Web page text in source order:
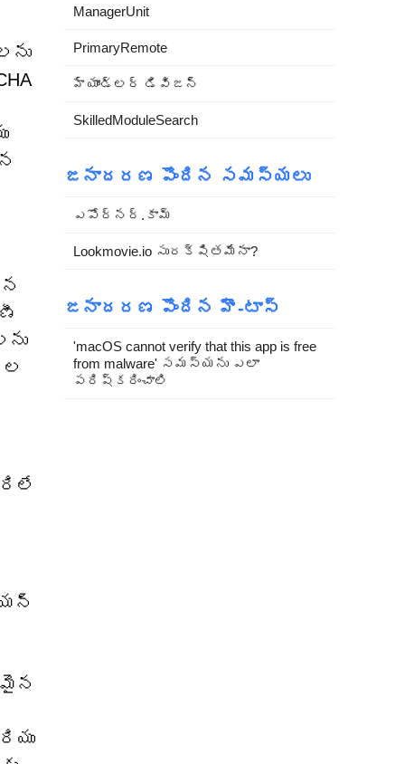
ManagerUnit
PrimaryRemote
హ్యాండ్లర్ డివిజన్
SkilledModuleSearch
జనాదరణ పొందిన సమస్యలు
ఎపోర్నర్.కామ్
Lookmovie.io సురక్షితమేనా?
జనాదరణ పొందిన హౌ-టాస్
'macOS cannot verify that this app is free
from malware' సమస్యను ఎలా
పరిష్కరించాలి